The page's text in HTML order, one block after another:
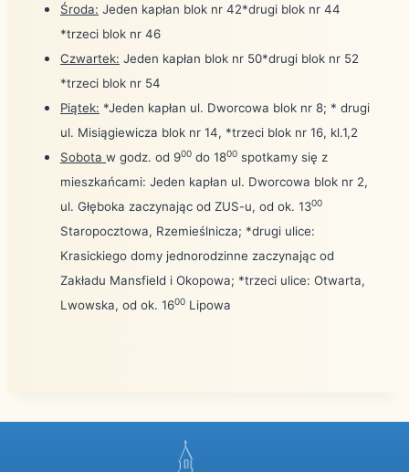
Środa: Jeden kapłan blok nr 42*drugi blok nr 44
*trzeci blok nr 46
Czwartek: Jeden kapłan blok nr 50*drugi blok nr 52
*trzeci blok nr 54
Piątek: *Jeden kapłan ul. Dworcowa blok nr 8; * drugi
ul. Misiągiewicza blok nr 14, *trzeci blok nr 16, kl.1,2
Sobota w godz. od 900 do 1800 spotkamy się z
mieszkańcami: Jeden kapłan ul. Dworcowa blok nr 2,
ul. Głęboka zaczynając od ZUS-u, od ok. 1300
Staropocztowa, Rzemieślnicza; *drugi ulice:
Krasickiego domy jednorodzinne zaczynając od
Zakładu Mansfield i Okopowa; *trzeci ulice: Otwarta,
Lwowska, od ok. 1600 Lipowa